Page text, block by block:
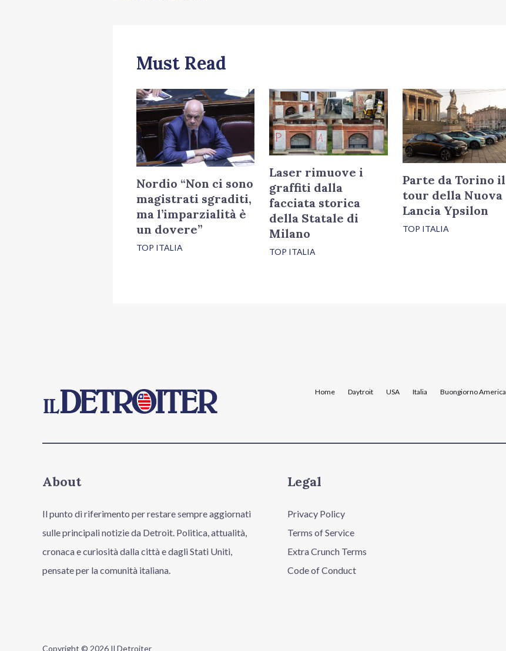
Must Read
Nordio “Non ci sono
magistrati sgraditi,
ma l’imparzialità è
un dovere”
TOP ITALIA
Laser rimuove i
graffiti dalla
facciata storica
della Statale di
Milano
TOP ITALIA
Parte da Torino il
tour della Nuova
Lancia Ypsilon
TOP ITALIA
Home Daytroit USA Italia Buongiorno America
About
Il punto di riferimento per restare sempre aggiornati
sulle principali notizie da Detroit. Politica, attualità,
cronaca e curiosità dalla città e dagli Stati Uniti,
pensate per la comunità italiana.
Legal
Privacy Policy
Terms of Service
Extra Crunch Terms
Code of Conduct
Copyright © 2026 Il Detroiter